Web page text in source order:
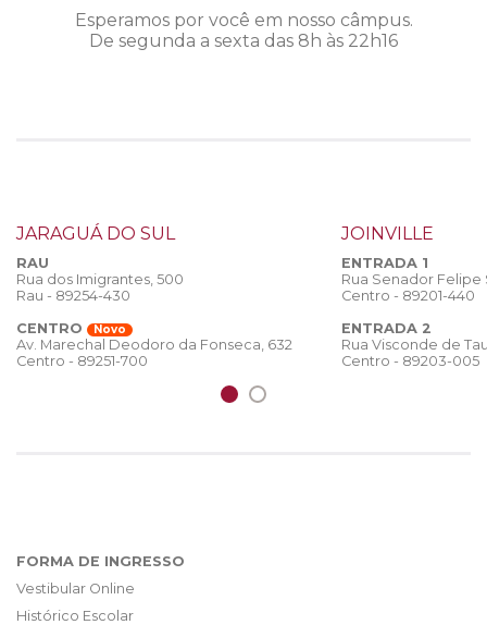
Esperamos por você em nosso câmpus.
De segunda a sexta das 8h às 22h16
JARAGUÁ DO SUL
RAU
Rua dos Imigrantes, 500
Rau - 89254-430
CENTRO
Novo
Av. Marechal Deodoro da Fonseca, 632
Centro - 89251-700
JOINVILLE
ENTRADA 1
Rua Senador
Centro - 89201-440
ENTRADA 2
Rua Visconde de
Centro - 89203-005
FORMA DE INGRESSO
Vestibular Online
Histórico Escolar